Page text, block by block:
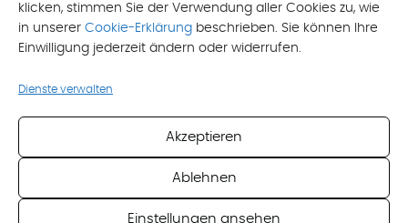
klicken, stimmen Sie der Verwendung aller Cookies zu, wie
in unserer Cookie-Erklärung beschrieben. Sie können Ihre
Einwilligung jederzeit ändern oder widerrufen.
Dienste verwalten
Akzeptieren
Ablehnen
Einstellungen ansehen
Ich akzeptiere die